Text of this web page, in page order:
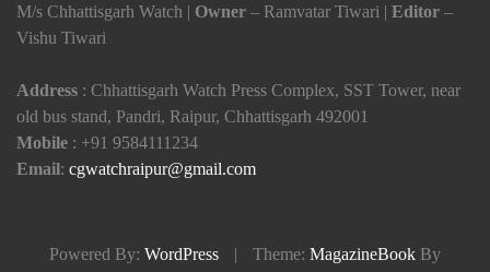
M/s Chhattisgarh Watch | Owner – Ramvatar Tiwari | Editor –
Vishu Tiwari
Address : Chhattisgarh Watch Press Complex, SST Tower, near
old bus stand, Pandri, Raipur, Chhattisgarh 492001
Mobile : +91 9584111234
Email: cgwatchraipur@gmail.com
Powered By: WordPress | Theme: MagazineBook By